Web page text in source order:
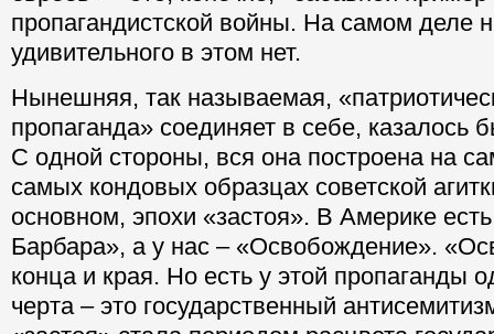
пропагандистской войны. На самом деле
удивительного в этом нет.
Нынешняя, так называемая,
пропаганда» соединяет в себе, казалось
С одной стороны, вся она построена на
самых кондовых образцах советской
основном, эпохи «застоя». В Америке
Барбара», а у нас – «Освобождение».
конца и края. Но есть у этой пропаганды
черта – это государственный